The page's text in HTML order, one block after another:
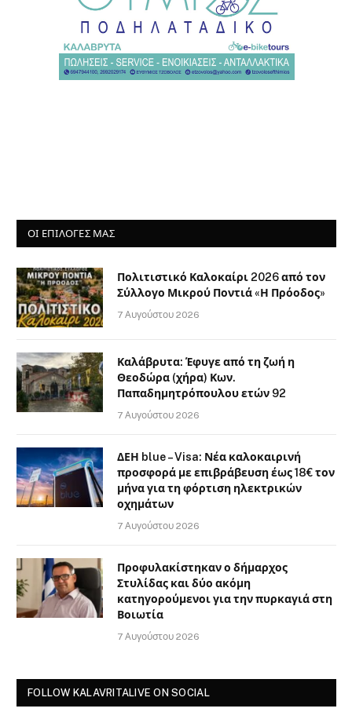
ΟΙ ΕΠΙΛΟΓΈΣ ΜΑΣ
Πολιτιστικό Καλοκαίρι 2026 από τον
Σύλλογο Μικρού Ποντιά «Η Πρόοδος»
7 Αυγούστου 2026
Καλάβρυτα: Έφυγε από τη ζωή η
Θεοδώρα (χήρα) Κων.
Παπαδημητρόπουλου ετών 92
7 Αυγούστου 2026
ΔΕΗ blue – Visa: Νέα καλοκαιρινή
προσφορά με επιβράβευση έως 18€ τον
μήνα για τη φόρτιση ηλεκτρικών
οχημάτων
7 Αυγούστου 2026
Προφυλακίστηκαν ο δήμαρχος
Στυλίδας και δύο ακόμη
κατηγορούμενοι για την πυρκαγιά στη
Βοιωτία
7 Αυγούστου 2026
FOLLOW KALAVRITALIVE ON SOCIAL